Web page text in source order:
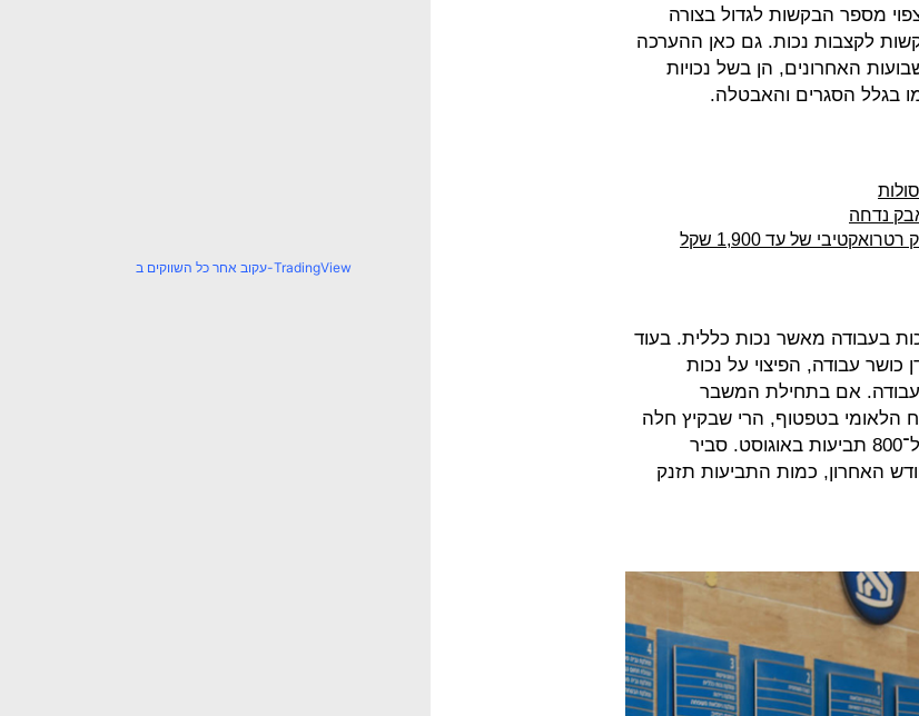
מספר הבקשות לגדול בצורה
במקביל חלה עליה של כ־20% בבקשות לקצבות נכות. גם כאן ההערכה
האחרונים, הן בשל נכויות
בגלל הסגרים והאבטלה.
של עד 1,900 שקל
בעבודה מאשר נכות כללית. בעוד
כושר עבודה, הפיצוי על נכות
אם בתחילת המשבר
הלאומי בטפטוף, הרי שבקיץ חלה
עלייה של כ־160% וזינוק מכ־300 תביעות ביולי ל־800 תביעות באוגוסט. סביר
האחרון, כמות התביעות תזנק
עקוב אחר כל השווקים ב-TradingView